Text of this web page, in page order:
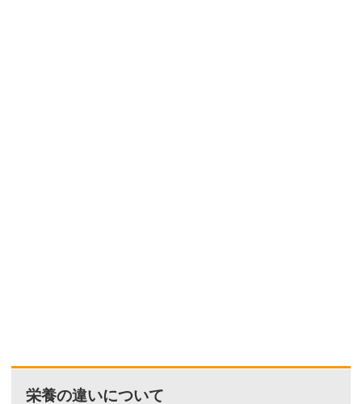
栄養の違いについて